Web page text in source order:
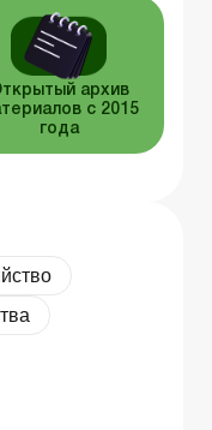
архив
с 2015
года